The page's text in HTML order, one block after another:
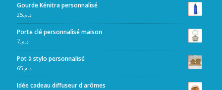
Gourde Kénitra personnalisé
د.م.25
Porte clé personnalisé maison
د.م.7
Pot à stylo personnalisé
د.م.65
Idée cadeau diffuseur d'arômes